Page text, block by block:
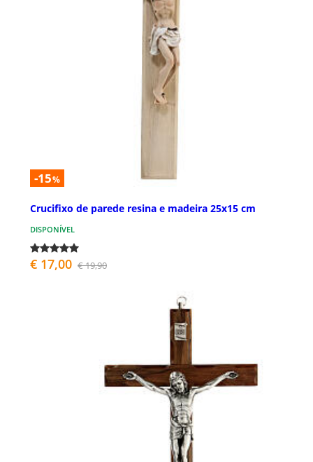
-15%
Crucifixo de parede resina e madeira 25x15 cm
DISPONÍVEL
€ 17,00 € 19,90